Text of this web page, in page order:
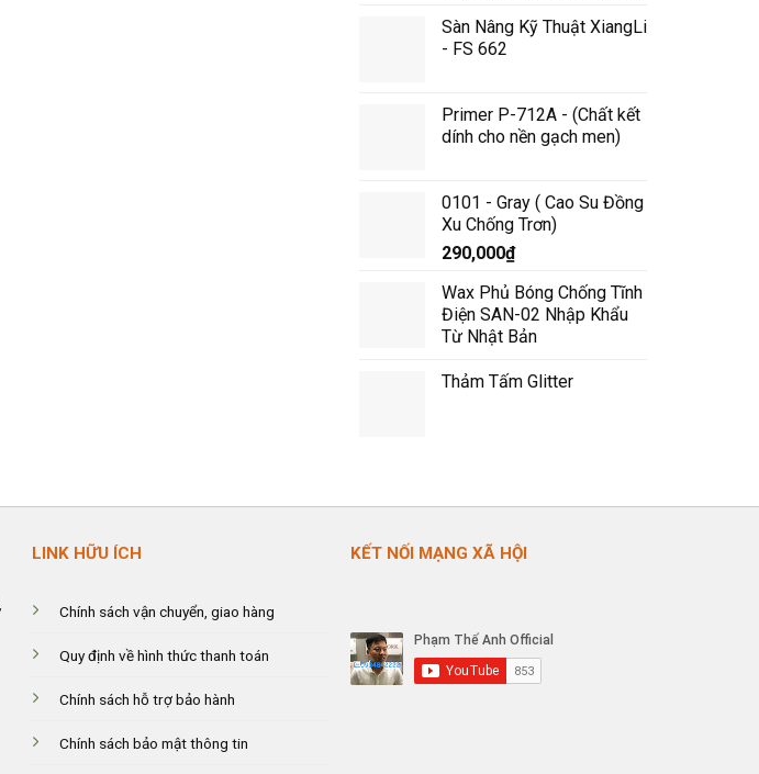
là:
tại
Sàn Nâng Kỹ Thuật XiangLi
- FS 662
Primer P-712A - (Chất kết
dính cho nền gạch men)
0101 - Gray ( Cao Su Đồng
Xu Chống Trơn)
290,000₫
Wax Phủ Bóng Chống Tĩnh
Điện SAN-02 Nhập Khẩu
Từ Nhật Bản
Thảm Tấm Glitter
LINK HỮU ÍCH
Chính sách vận chuyển, giao hàng
Quy định về hình thức thanh toán
Chính sách hỗ trợ bảo hành
Chính sách bảo mật thông tin
KẾT NỐI MẠNG XÃ HỘI